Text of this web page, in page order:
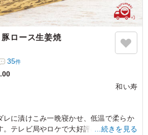
ロース生姜焼
35件
和い寿
レに漬けこみ一晩寝かせ、低温で柔らか
。テレビ局やロケで大好評のり弁シリー
…続きを見る